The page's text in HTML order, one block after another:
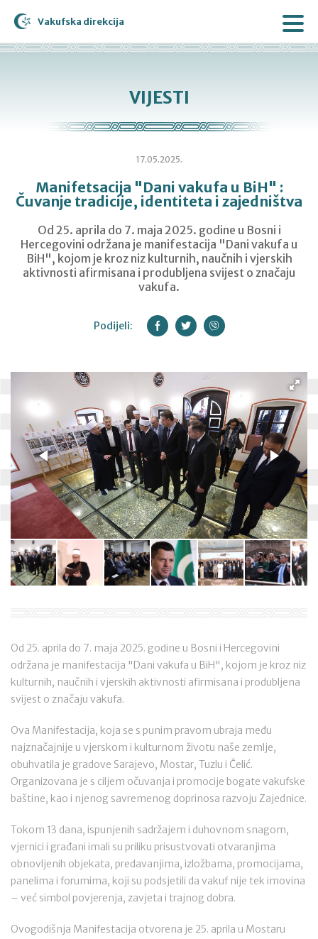
Vakufska direkcija
VIJESTI
17.05.2025.
Manifetsacija "Dani vakufa u BiH" :
Čuvanje tradicije, identiteta i zajedništva
Od 25. aprila do 7. maja 2025. godine u Bosni i
Hercegovini održana je manifestacija "Dani vakufa u
BiH", kojom je kroz niz kulturnih, naučnih i vjerskih
aktivnosti afirmisana i produbljena svijest o značaju
vakufa.
Podijeli:
Od 25. aprila do 7. maja 2025. godine u Bosni i Hercegovini
održana je manifestacija "Dani vakufa u BiH", kojom je kroz niz
kulturnih, naučnih i vjerskih aktivnosti afirmisana i produbljena
svijest o značaju vakufa.
Ova Manifestacija, koja se s punim pravom ubraja među
najznačajnije u vjerskom i kulturnom životu naše zemlje,
obuhvatila je gradove Sarajevo, Mostar, Tuzlu i Čelić.
Organizovana je s ciljem očuvanja i promocije bogate vakufske
baštine, kao i njenog savremenog doprinosa razvoju Zajednice.
Tokom 13 dana, ispunjenih sadržajem i duhovnom snagom,
vjernici i građani imali su priliku prisustvovati otvaranjima
obnovljenih objekata, predavanjima, izložbama, promocijama,
panelima i forumima, koji su podsjetili da vakuf nije tek imovina
– već simbol povjerenja, zavjeta i trajnog dobra.
Ovogodišnja Manifestacija otvorena je 25. aprila u Mostaru